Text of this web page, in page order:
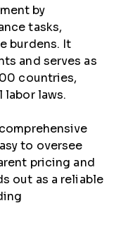
by
tasks,
burdens. It
and serves as
countries,
labor laws.
to oversee
pricing and
out as a reliable